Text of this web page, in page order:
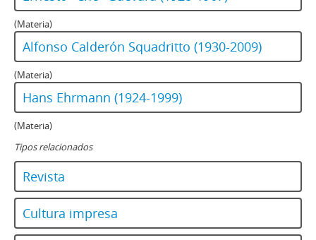
(Materia)
Alfonso Calderón Squadritto (1930-2009)
(Materia)
Hans Ehrmann (1924-1999)
(Materia)
Tipos relacionados
Revista
Cultura impresa